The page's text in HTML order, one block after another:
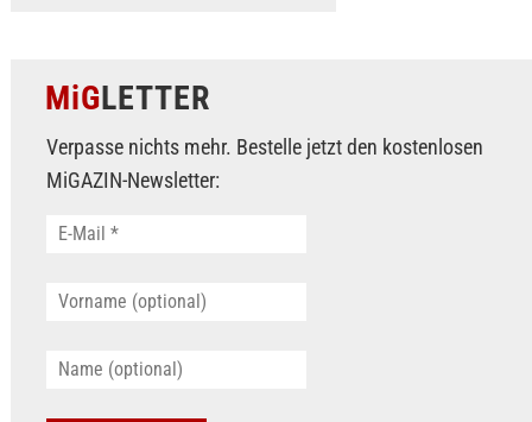
MiGLETTER
Verpasse nichts mehr. Bestelle jetzt den kostenlosen
MiGAZIN-Newsletter: